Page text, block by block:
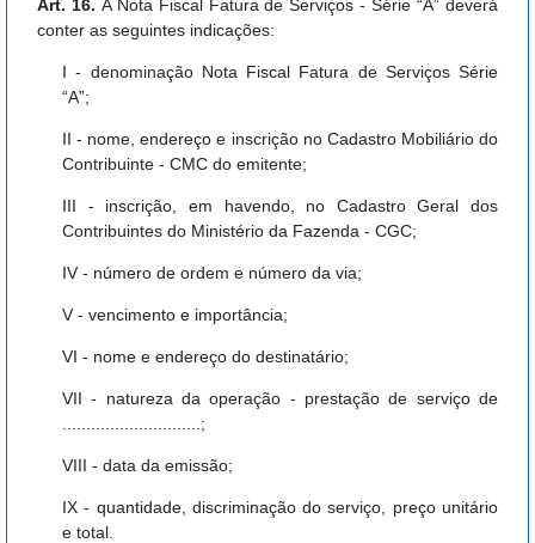
Art. 16. A Nota Fiscal Fatura de Serviços - Série “A” deverá
conter as seguintes indicações:
I - denominação Nota Fiscal Fatura de Serviços Série
“A”;
II - nome, endereço e inscrição no Cadastro Mobiliário do
Contribuinte - CMC do emitente;
III - inscrição, em havendo, no Cadastro Geral dos
Contribuintes do Ministério da Fazenda - CGC;
IV - número de ordem e número da via;
V - vencimento e importância;
VI - nome e endereço do destinatário;
VII - natureza da operação - prestação de serviço de
.............................;
VIII - data da emissão;
IX - quantidade, discriminação do serviço, preço unitário
e total.